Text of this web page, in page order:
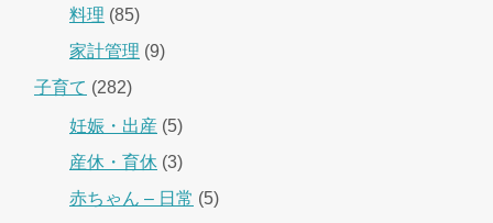
料理 (85)
家計管理 (9)
子育て (282)
妊娠・出産 (5)
産休・育休 (3)
赤ちゃん – 日常 (5)